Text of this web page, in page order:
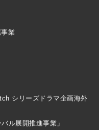
業
シリーズドラマ企画海外
ル展開推進事業」